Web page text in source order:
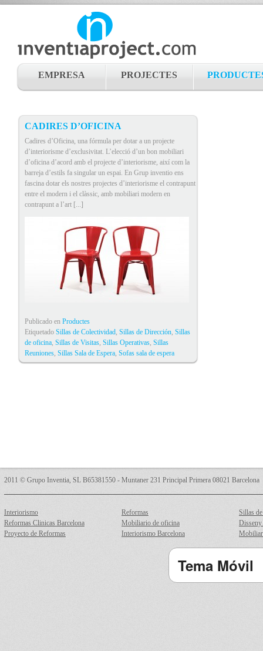
EMPRESA PROJECTES
CADIRES D’OFICINA
Cadires d’Oficina, una fórmula per dotar a un projecte
d’interiorisme d’exclusivitat. L’elecció d’un bon mobiliari
d’oficina d’acord amb el projecte d’interiorisme, així com la
barreja d’estils fa singular un espai. En Grup inventio ens
fascina dotar els nostres projectes d’interiorisme el contrapunt
entre el modern i el clàssic, amb mobiliari modern en
contrapunt a l’art [...]
Publicado en Productes
Etiquetado Sillas de Colectividad, Sillas de Dirección, Sillas
de oficina, Sillas de Visitas, Sillas Operativas, Sillas
Reuniones, Sillas Sala de Espera, Sofas sala de espera
2011 © Grupo Inventia, SL B65381550 - Muntaner 231 Principal Primera 08021 Barcelona
Interiorismo Reformas
Sillas
Reformas Clinicas Barcelona
Mobiliario de oficina
Proyecto de Reformas
Interiorismo Barcelona
Tema Móvil